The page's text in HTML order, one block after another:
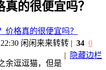
的很便宜吗？
价格真的很便宜吗？
闲闲来来转转
|
隐藏边栏
| 34 0
余逗逗猫，但是